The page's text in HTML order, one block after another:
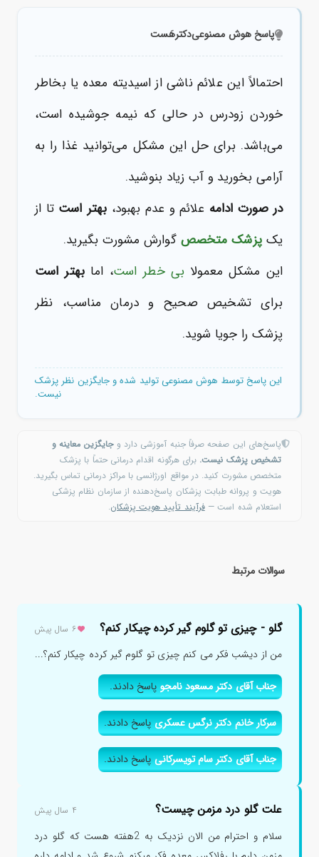
پاسخ هوش مصنوعیدکترهَست
احتمالاً این علائم ناشی از اسیدیته معده یا بخاطر
خوردن زود‌رس در حالی که نیمه جوشیده است،
می‌باشد. برای حل این مشکل می‌توانید غذا را به
آرامی بخورید و آب زیاد بنوشید.
در صورت ادامه علائم و عدم بهبود، بهتر است تا از
یکپزشک متخصص گوارش مشورت بگیرید.
این مشکل معمولا بی خطر است، اما بهتر است
برای تشخیص صحیح و درمان مناسب، نظر
پزشک را جویا شوید.
این پاسخ توسط هوش مصنوعی تولید شده و جایگزین نظر پزشک
نیست.
پاسخ‌های این صفحه صرفاً جنبه آموزشی دارد وجایگزین معاینه و
تشخیص پزشک نیست. برای هرگونه اقدام درمانی حتماً با پزشک
متخصص مشورت کنید. در مواقع اورژانسی با مراکز درمانی تماس بگیرید.
هویت و پروانه طبابت پزشکان پاسخ‌دهنده از سازمان نظام پزشکی
استعلام شده است —فرآیند تأیید هویت پزشکان.
سوالات مرتبط
گلو - چیزی تو گلوم گیر کرده چیکار کنم؟ ۶ سال پیش
من از دیشب فکر می کنم چیزی تو گلوم گیر کرده چیکار کنم؟...
جناب آقای دکتر مسعود نامجوپاسخ دادند.
سرکار خانم دکتر نرگس عسکریپاسخ دادند.
جناب آقای دکتر سام تویسرکانیپاسخ دادند.
علت گلو درد مزمن چیست؟ ۴ سال پیش
سلام و احترام من الان نزدیک به 2هفته هست که گلو درد